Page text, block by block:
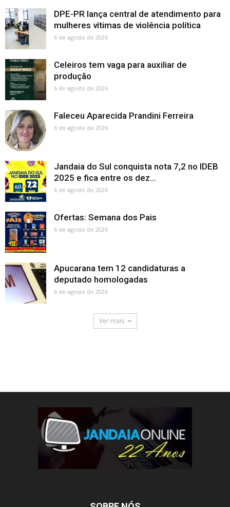
DPE-PR lança central de atendimento para
mulheres vítimas de violência política
6 de agosto de 2026
Celeiros tem vaga para auxiliar de
produção
6 de agosto de 2026
Faleceu Aparecida Prandini Ferreira
6 de agosto de 2026
Jandaia do Sul conquista nota 7,2 no IDEB
2025 e fica entre os dez...
6 de agosto de 2026
Ofertas: Semana dos Pais
6 de agosto de 2026
Apucarana tem 12 candidaturas a
deputado homologadas
6 de agosto de 2026
Ver mais